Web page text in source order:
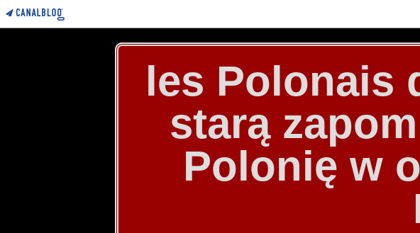
les Polonais
starą
Polonię w